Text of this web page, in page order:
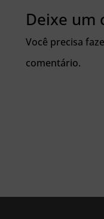
Deixe um
Você precisa
comentário.